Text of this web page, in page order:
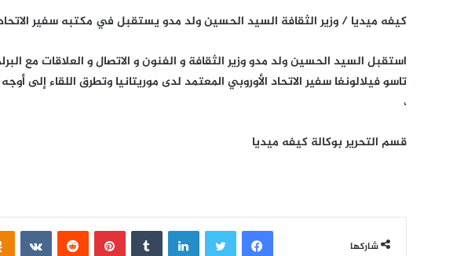
كيفه ميديا / وزير الثقافة السيد الحسين ولد مدو يستقبل في مكتبه سفير الاتحاد
استقبل السيد الحسين ولد مدو وزير الثقافة و الفنون و الاتصال و العلاقات مع
تاسو فيلالونغا سفير الاتحاد الأوروبي المعتمد لدى موريتانيا وتطرق اللقاء إلى
،
قسم التحرير بوكالة كيفه ميديا
شاركها
فيسبوك لينكدإن بينتيريست